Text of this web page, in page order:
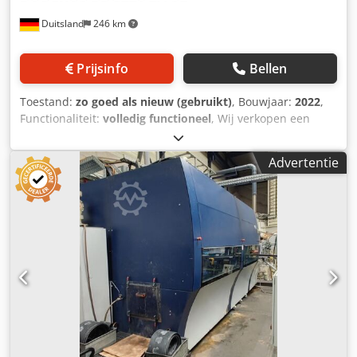
optimale slijpsnelheid voor diverse materialen. Het
materiaalafname en snelle realisatie van de gewenste
resultaten. Ontworpen voor gebruik met een spanning van
efficiënte werking garandeert. Ongeacht het soort
materiaal, of het nu hout, metaal of kunststof is, deze
schuurmachine voldoet aan al uw eisen. Uitgerust met een
slijpschijf met een afmeting van 200x32 mm, maakt hij het
effectief slijpen van grotere oppervlakken mogelijk. Een
belangrijk aspect dat van invloed is op de
arbeidsveiligheid zijn de kunststof deksels van de Cormak
M200S slijpmachine. De afschermingen bieden niet alleen
bescherming tegen vonken, maar zijn ook lichtgewicht en
toch duurzaam, waardoor ze gemakkelijker te
manoeuvreren zijn en de vermoeidheid van de machinist
wordt verminderd. Bovendien zorgt het intuïtieve
bedieningspaneel voor gemak en gebruiksgemak. Als u op
zoek bent naar een professioneel slijpgereedschap dat
betrouwbaarheid, hoge prestaties en precisie biedt, dan is
Duitsland 246 km
Prijsinfo Bellen
Toestand: zo goed als nieuw (gebruikt), Bouwjaar: 2022,
Functionaliteit: volledig functioneel, Wij verkopen een
weinig gebruikte, volledig functionele en uitstekend
uitgeruste remschijfslijpmachine van BUDERUS. De
machine is momenteel nog in productie en kan onder
spanning worden gedemonstreerd. Buderus
remschijfslijpmachine, type BDG220 2A SL Technische
gegevens: Max. werkstukdiameter: 440 mm Max.
werkstukhoogte: 150 mm Max. zwenkdiameter boven de
tafel: 500 mm Werkstukspiltoerentallen, NC-
programmeerbaar: 0 – 1.000 t/min Machineopbouw:
Vlakslipspindels op verticale toevoeras, gemonteerd op
horizontale rijzuilas; werkstukspil gemonteerd op
wisseltafel voor optioneel gelijktijdig beladen tijdens
hoofdwerktijd. Chsdpfjy Drh Ujx Aa Uja
Werkstukafmetingen: diameter tot ca. 450 mm Besturing:
Advertentie